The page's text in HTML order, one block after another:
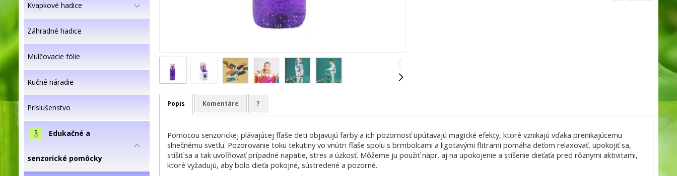
Kvapkové hadice
Záhradné hadice
Mulčovacie fólie
Ručné náradie
Príslušenstvo
Edukačné a
senzorické pomôcky
Popis Komentáre ?
Pomocou senzorickej plávajúcej fľaše deti objavujú farby a ich pozornosť upútavajú magické efekty, ktoré vznikajú vďaka prenikajúcemu
slnečnému svetlu. Pozorovanie toku tekutiny vo vnútri fľaše spolu s brmbolcami a ligotavými flitrami pomáha deťom relaxovať, upokojiť sa,
stíšiť sa a tak uvoľňovať prípadné napätie, stres a úzkosť. Môžeme ju použiť napr. aj na upokojenie a stíšenie dieťaťa pred rôznymi aktivitami,
ktoré vyžadujú, aby bolo dieťa pokojné, sústredené a pozorné.